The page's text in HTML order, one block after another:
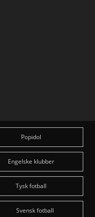
Popidol
Engelske klubber
Tysk fotball
Svensk fotball